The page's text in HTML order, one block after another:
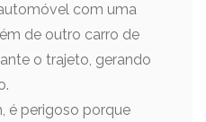
com uma
de outro carro de
o trajeto, gerando
é perigoso porque